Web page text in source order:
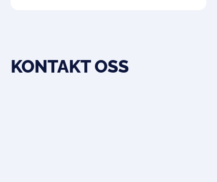
KONTAKT OSS